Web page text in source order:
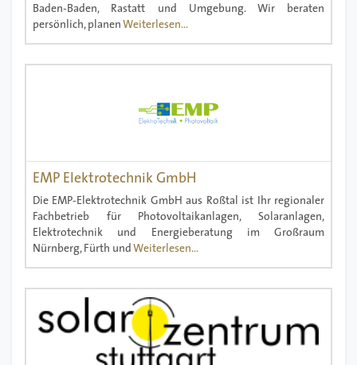
Baden-Baden, Rastatt und Umgebung. Wir beraten
persönlich, planen Weiterlesen...
EMP Elektrotechnik GmbH
Die EMP-Elektrotechnik GmbH aus Roßtal ist Ihr regionaler
Fachbetrieb für Photovoltaikanlagen, Solaranlagen,
Elektrotechnik und Energieberatung im Großraum
Nürnberg, Fürth und Weiterlesen...